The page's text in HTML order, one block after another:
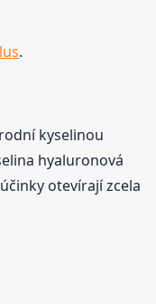
.
kyselinou
hyaluronová
otevírají zcela